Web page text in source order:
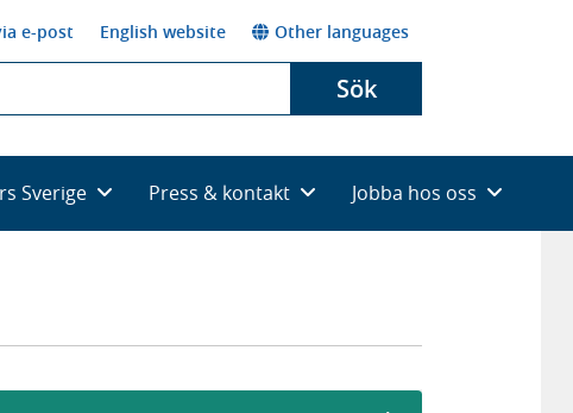
e-post English website Other languages
Sök
Sverige Press & kontakt Jobba hos oss